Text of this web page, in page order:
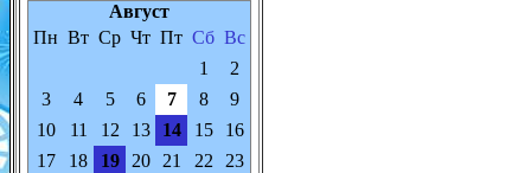
Август
Пн Вт Ср Чт Пт Сб Вс
1
2
3
4 5 6 7 8
9
10
11 12 13 14 15
16
17
18 19 20 21 22
23